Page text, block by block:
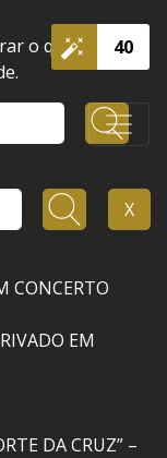
40
o que procura.
X
CONCERTO
EM
DA CRUZ” –